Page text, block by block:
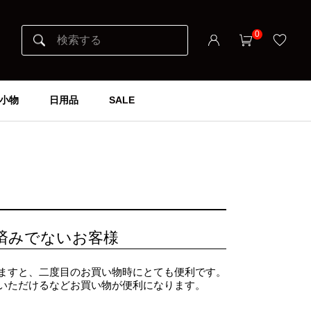
0
物 日用品 SALE
みでないお客様
すと、二度目のお買い物時にとても便利です。
ただけるなどお買い物が便利になります。